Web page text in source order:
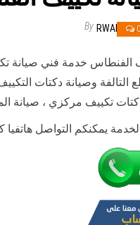
0
By RWAN
التالفة وصيانة دكتات
تكييف مركزي ، صيانة
يمكنكم التواصل هاتفيا